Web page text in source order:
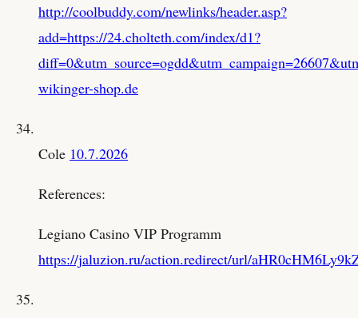
http://coolbuddy.com/newlinks/header.asp?
add=https://24.cholteth.com/index/d1?
wikinger-shop.de
Cole 10.7.2026
References:
Legiano Casino VIP Programm
https://jaluzion.ru/action.redirect/url/